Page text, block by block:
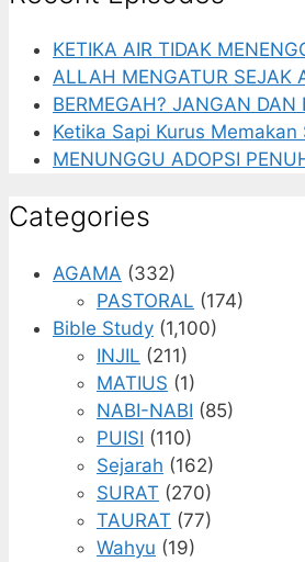
KETIKA AIR TIDAK
ALLAH MENGATUR SEJAK
BERMEGAH? JANGAN DAN
Ketika Sapi Kurus Memakan
MENUNGGU ADOPSI
Categories
AGAMA (332)
PASTORAL (174)
Bible Study (1,100)
INJIL (211)
MATIUS (1)
NABI-NABI (85)
PUISI (110)
Sejarah (162)
SURAT (270)
TAURAT (77)
Wahyu (19)